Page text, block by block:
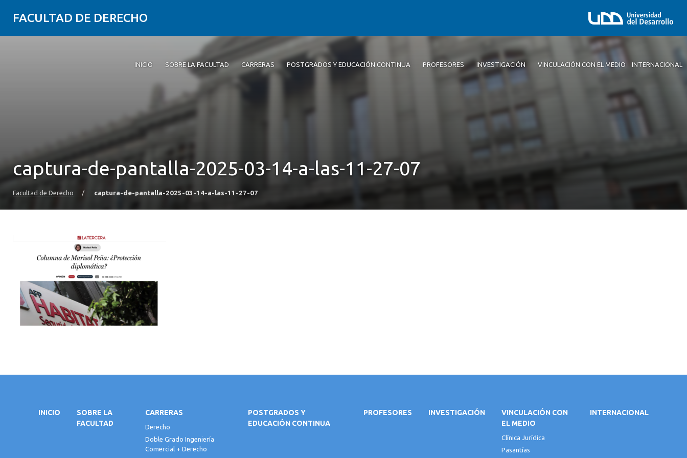
FACULTAD DE DERECHO
INICIO SOBRE LA FACULTAD CARRERAS POSTGRADOS Y EDUCACIÓN CONTINUA PROFESORES INVESTIGACIÓN VINCULACIÓN CON EL MEDIO INTERNACIONAL
captura-de-pantalla-2025-03-14-a-las-11-27-07
Facultad de Derecho / captura-de-pantalla-2025-03-14-a-las-11-27-07
INICIO
SOBRE LA
FACULTAD
CARRERAS
Derecho
Doble Grado Ingeniería
Comercial + Derecho
POSTGRADOS Y
EDUCACIÓN CONTINUA
PROFESORES INVESTIGACIÓN
VINCULACIÓN CON
EL MEDIO
Clínica Jurídica
Pasantías
INTERNACIONAL